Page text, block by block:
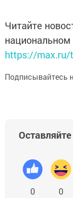
Читайте
https://max.ru/
Подписывайтесь
0 0